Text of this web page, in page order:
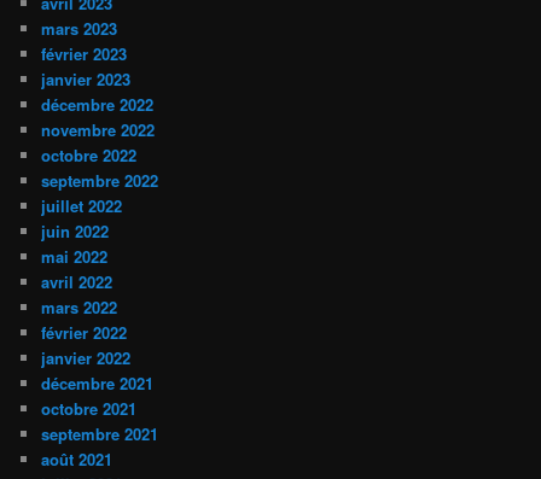
mars 2023
février 2023
janvier 2023
décembre 2022
novembre 2022
octobre 2022
septembre 2022
juillet 2022
juin 2022
mai 2022
avril 2022
mars 2022
février 2022
janvier 2022
décembre 2021
octobre 2021
septembre 2021
août 2021